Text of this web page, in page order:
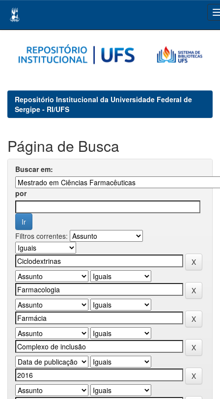
navigation
Repositório Institucional da Universidade Federal de
Sergipe - RI/UFS
Página de Busca
Buscar em:
por
Filtros correntes: